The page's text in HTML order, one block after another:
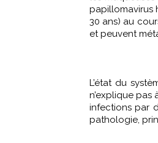
papillomavirus
30 ans) au
et peuvent
L’état du
n’explique
infections par
pathologie,